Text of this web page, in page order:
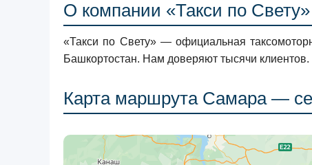
О компании «Такси по Свету»
«Такси по Свету» — официальная
Башкортостан. Нам доверяют тысячи клиентов.
Карта маршрута Самара —